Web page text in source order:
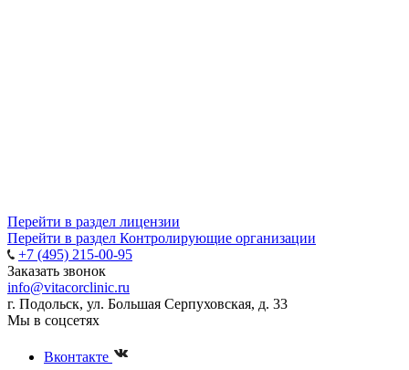
Перейти в раздел лицензии
Перейти в раздел Контролирующие организации
+7 (495) 215-00-95
Заказать звонок
info@vitacorclinic.ru
г. Подольск, ул. Большая Серпуховская, д. 33
Мы в соцсетях
Вконтакте